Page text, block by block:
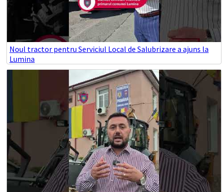
Noul tractor pentru Serviciul Local de Salubrizare a ajuns la
Lumina